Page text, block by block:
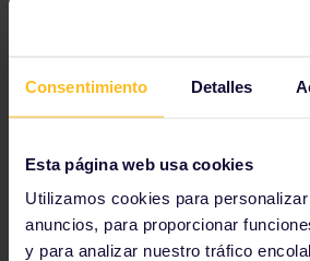
Consentimiento Detalles
Esta página web usa cookies
Utilizamos cookies para
anuncios, para proporcionar
y para analizar nuestro tráfico
Nuestros socios